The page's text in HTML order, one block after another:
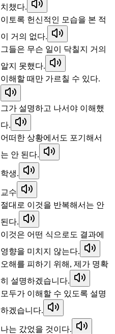
치챘다.
이토록 헌신적인 모습을 본 적
이 거의 없다.
그들은 무슨 일이 닥칠지 거의
알지 못했다.
이해할 때만 가르칠 수 있다.
그가 설명하고 나서야 이해했
다.
어떠한 상황에서도 포기해서
는 안 된다.
학생.
교수
절대로 이것을 반복해서는 안
된다.
이것은 어떤 식으로도 결과에
영향을 미치지 않는다.
오해를 피하기 위해, 제가 명확
히 설명하겠습니다.
모두가 이해할 수 있도록 설명
하겠습니다.
나는 갔었을 것이다.